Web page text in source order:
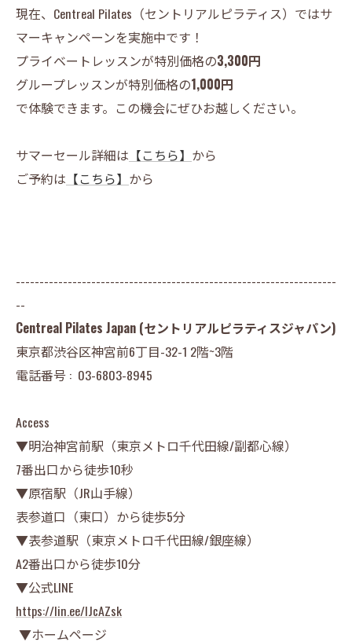
現在、Centreal Pilates（セントリアルピラティス）ではサ
マーキャンペーンを実施中です！
プライベートレッスンが特別価格の3,300円
グループレッスンが特別価格の1,000円
で体験できます。この機会にぜひお越しください。
サマーセール詳細は 【こちら】 から
ご予約は 【こちら】 から
--------------------------------------------------------------------
--
Centreal Pilates Japan (セントリアルピラティスジャパン)
東京都渋谷区神宮前6丁目-32-1 2階~3階
電話番号 : 03-6803-8945
Access
▼明治神宮前駅（東京メトロ千代田線/副都心線）
7番出口から徒歩10秒
▼原宿駅（JR山手線）
表参道口（東口）から徒歩5分
▼表参道駅（東京メトロ千代田線/銀座線）
A2番出口から徒歩10分
▼公式LINE
https://lin.ee/lJcAZsk
▼ホームページ